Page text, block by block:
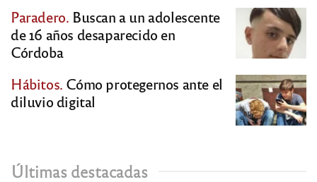
Paradero. Buscan a un adolescente
de 16 años desaparecido en
Córdoba
Hábitos. Cómo protegernos ante el
diluvio digital
Últimas destacadas